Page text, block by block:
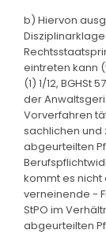
b) Hiervon
eintreten kann
(1) 1/12, BGHSt
der
Vorverfahren
sachlichen
abgeurteilten
kommt es
verneinende -
StPO im
abgeurteilten